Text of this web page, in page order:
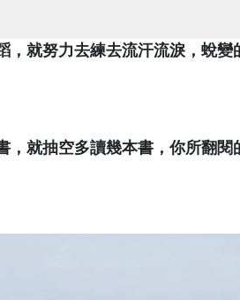
，就努力去練去流汗流淚，蛻
，就抽空多讀幾本書，你所翻